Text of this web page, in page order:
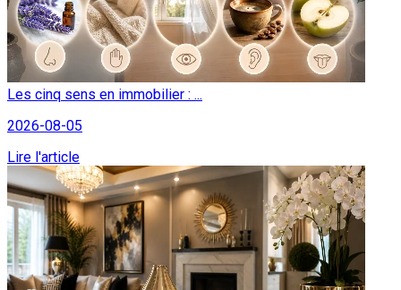
Les cinq sens en immobilier : ...
2026-08-05
Lire l'article